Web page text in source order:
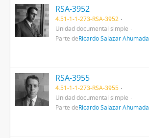
RSA-3952
4.51-1-1-273-RSA-3952
Unidad documental simple
Parte deRicardo Salazar Ahumada
RSA-3955
4.51-1-1-273-RSA-3955
Unidad documental simple
Parte deRicardo Salazar Ahumada